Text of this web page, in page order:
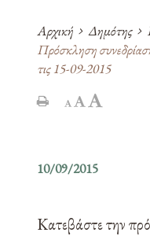
Αρχική Δημότης
Πρόσκληση
τις 15-09-2015
10/09/2015
Κατεβάστε την